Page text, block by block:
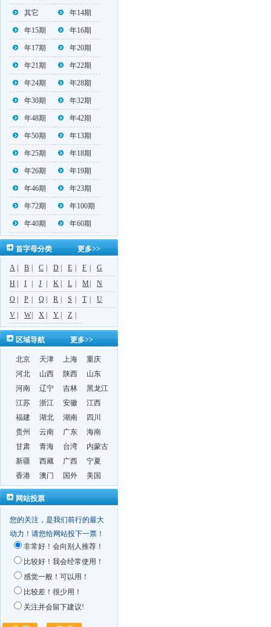
其它 年14期
年15期 年16期
年17期 年20期
年21期 年22期
年24期 年28期
年30期 年32期
年48期 年42期
年50期 年13期
年25期 年18期
年26期 年19期
年46期 年23期
年72期 年100期
年40期 年60期
更多>>
首字母分类
A B C D E F
G
H
I J K L M
N
O
P Q R S T
U
V
W X Y Z
更多>>
区域导航
北京 天津 上海
重庆
河北
山西 陕西
山东
河南
辽宁 吉林
黑龙江
江苏
浙江 安徽
江西
福建
湖北 湖南
四川
贵州
云南 广东
海南
甘肃
青海 台湾
内蒙古
新疆
西藏 广西
宁夏
香港
澳门 国外 美国
网站投票
您的关注，是我们前行的最大
动力！请您给网站投下一票！
非常好！会向别人推荐！
比较好！我会经常使用！
感觉一般！可以用！
比较差！很少用！
关注并会留下建议!